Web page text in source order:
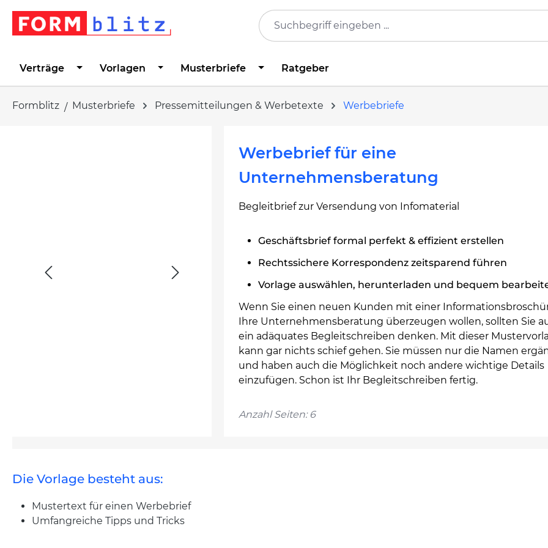
Zur Hauptnavigation springen
Verträge Vorlagen Musterbriefe Ratgeber
Formblitz Musterbriefe Pressemitteilungen & Werbetexte Werbebriefe
Werbebrief für eine
Unternehmensberatung
Begleitbrief zur Versendung von Infomaterial
Geschäftsbrief formal perfekt & effizient erstellen
Rechtssichere Korrespondenz zeitsparend führen
Vorlage auswählen, herunterladen und bequem
Wenn Sie einen neuen Kunden mit einer
Ihre Unternehmensberatung überzeugen wollen, sollten Sie
ein adäquates Begleitschreiben denken. Mit dieser
kann gar nichts schief gehen. Sie müssen nur die Namen
und haben auch die Möglichkeit noch andere wichtige Details
einzufügen. Schon ist Ihr Begleitschreiben fertig.
Anzahl Seiten: 6
Die Vorlage besteht aus:
Mustertext für einen Werbebrief
Umfangreiche Tipps und Tricks